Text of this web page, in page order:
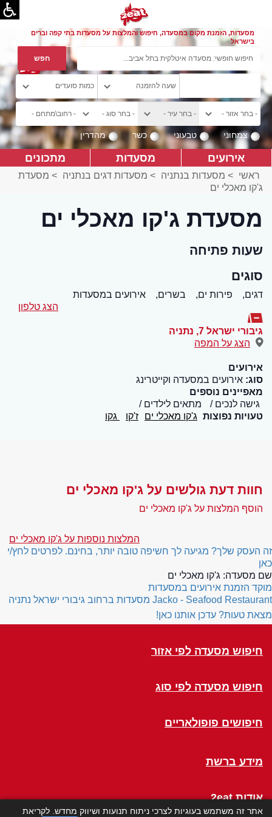
מסעדות, הזמנת מקום במסעדה, חיפוש והמלצות על מסעדות בתי קפה וברים
בישראל
צמחוני טבעוני כשר מהדרין
אירועים מסעדות מתכונים
ראשי > מסעדות בנתניה > מסעדות דגים בנתניה > מסעדת
ג'קו מאכלי ים
מסעדת ג'קו מאכלי ים
שעות פתיחה
סוגים
דגים, פירות ים, בשרים,
אירועים במסעדות
הצג טלפון
גיבורי ישראל 7 , נתניה
הצג על המפה
אירועים
סוג: אירועים במסעדה וקייטרינג
מאפיינים נוספים
גישה לנכים
מתאים לילדים
טעויות נפוצות ג'קו מאכלי ים ז'קו גקו
חוות דעת גולשים על ג'קו מאכלי ים
הוסף המלצות על ג'קו מאכלי ים
המלצות נוספות על ג'קו מאכלי ים
זה העסק שלך? מגיעה לך חשיפה טובה יותר, בחינם. לפרטים לחץ/י
כאן
שם מסעדה: ג'קו מאכלי ים
מוקד הזמנת אירועים במסעדות
Jacko - Seafood Restaurant מסעדות ברחוב גיבורי ישראל נתניה
מצאת טעות? עדכן אותנו כאן!
חיפוש מסעדה לפי אזור
חיפוש מסעדה לפי סוג
חיפושים פופולאריים
מידע ברשת
אודות 2eat
אתר זה משתמש בעוגיות לצרכי ניתוח תנועות ושיווק מחדש. לקריאת